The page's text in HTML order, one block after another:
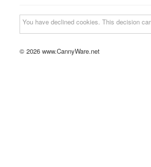
You have declined cookies. This decision
© 2026 www.CannyWare.net